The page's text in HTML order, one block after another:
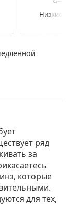
Низкие
ряд
за
которые
для тех,